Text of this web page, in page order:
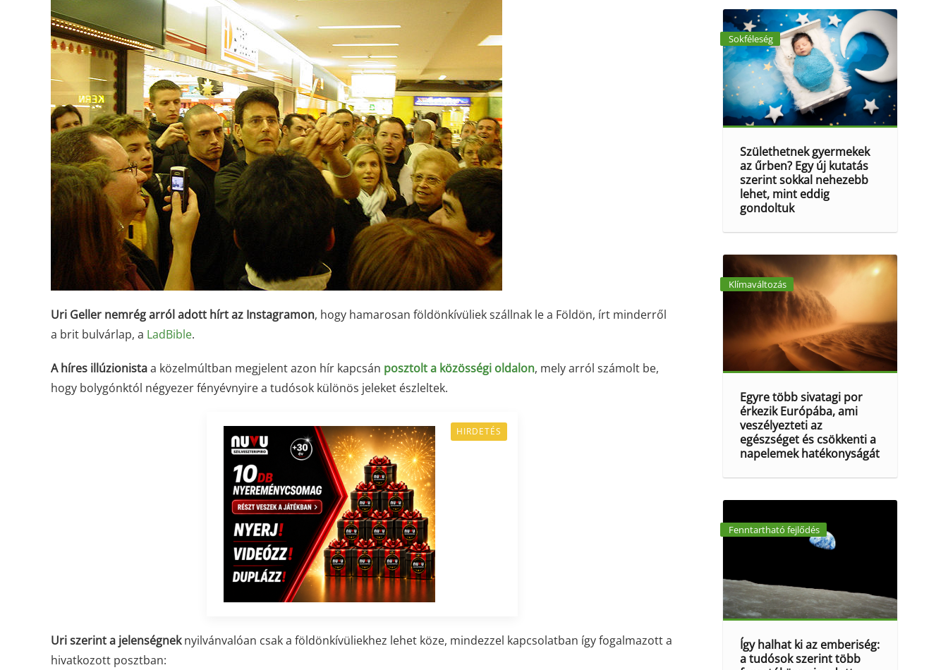
Uri Geller nemrég arról adott hírt az Instagramon, hogy hamarosan földönkívüliek szállnak le a Földön, írt minderről
a brit bulvárlap, a LadBible.
A híres illúzionistaa közelmúltban megjelent azon hír kapcsán posztolt a közösségi oldalon, mely arról számolt be,
hogy bolygónktól négyezer fényévnyire a tudósok különös jeleket észleltek.
HIRDETÉS
Uri szerint a jelenségneknyilvánvalóan csak a földönkívüliekhez lehet köze, mindezzel kapcsolatban így fogalmazott a
hivatkozott posztban:
Sokféleség
Születhetnek gyermekek
az űrben? Egy új kutatás
szerint sokkal nehezebb
lehet, mint eddig
gondoltuk
Klímaváltozás
Egyre több sivatagi por
érkezik Európába, ami
veszélyezteti az
egészséget és csökkenti a
napelemek hatékonyságát
Fenntartható fejlődés
Így halhat ki az emberiség:
a tudósok szerint több